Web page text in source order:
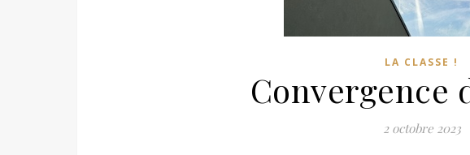
LA CLASSE !
Convergence
2 octobre 2023